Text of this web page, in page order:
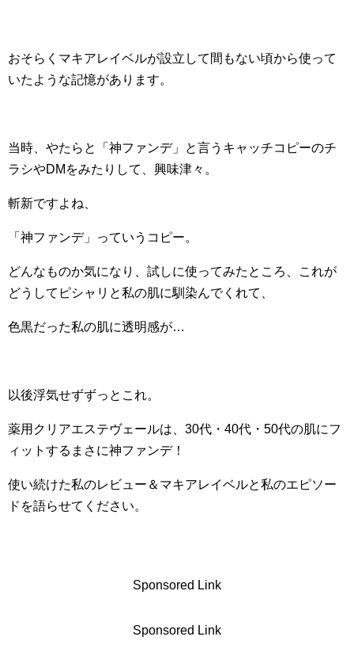
おそらくマキアレイベルが設立して間もない頃から使って
いたような記憶があります。
当時、やたらと「神ファンデ」と言うキャッチコピーのチ
ラシやDMをみたりして、興味津々。
斬新ですよね、
「神ファンデ」っていうコピー。
どんなものか気になり、試しに使ってみたところ、これが
どうしてピシャリと私の肌に馴染んでくれて、
色黒だった私の肌に透明感が…
以後浮気せずずっとこれ。
薬用クリアエステヴェールは、30代・40代・50代の肌にフ
ィットするまさに神ファンデ！
使い続けた私のレビュー＆マキアレイベルと私のエピソー
ドを語らせてください。
Sponsored Link
Sponsored Link